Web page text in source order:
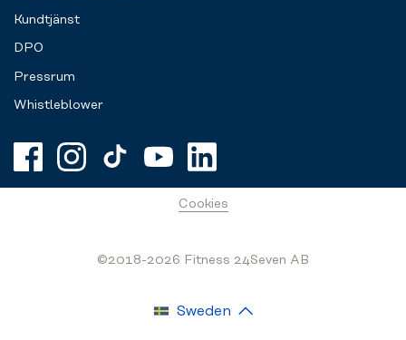
Kundtjänst
DPO
Pressrum
Whistleblower
Cookies
©2018-2026 Fitness 24Seven AB
Sweden